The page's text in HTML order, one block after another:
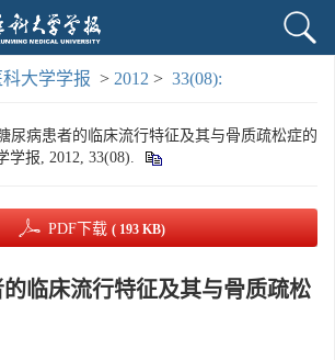
科大学学报 > 2012 > 33(08):
尿病患者的临床流行特征及其与骨质疏松症的
学报, 2012, 33(08).
PDF下载 ( 193 KB)
临床流行特征及其与骨质疏松